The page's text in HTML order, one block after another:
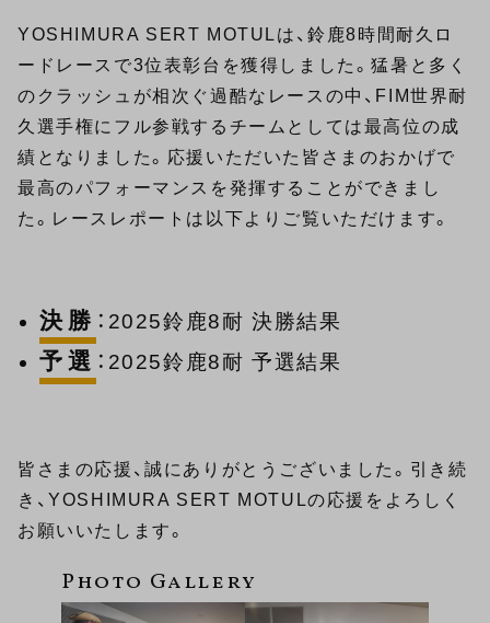
YOSHIMURA SERT MOTULは、鈴鹿8時間耐久ロ
ードレースで3位表彰台を獲得しました。猛暑と多く
のクラッシュが相次ぐ過酷なレースの中、FIM世界耐
久選手権にフル参戦するチームとしては最高位の成
績となりました。応援いただいた皆さまのおかげで
最高のパフォーマンスを発揮することができまし
た。レースレポートは以下よりご覧いただけます。
決勝 ： 2025鈴鹿8耐 決勝結果
予選 ： 2025鈴鹿8耐 予選結果
皆さまの応援、誠にありがとうございました。引き続
き、YOSHIMURA SERT MOTULの応援をよろしく
お願いいたします。